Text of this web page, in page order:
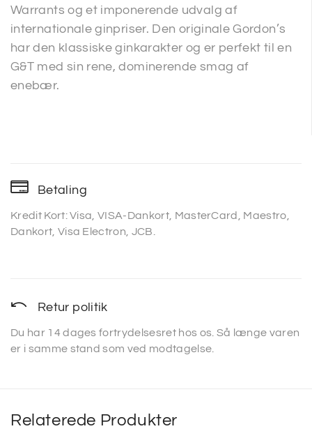
Warrants og et imponerende udvalg af
internationale ginpriser. Den originale Gordon’s
har den klassiske ginkarakter og er perfekt til en
G&T med sin rene, dominerende smag af
enebær.
Betaling
Kredit Kort: Visa, VISA-Dankort, MasterCard, Maestro,
Dankort, Visa Electron, JCB.
Retur politik
Du har 14 dages fortrydelsesret hos os. Så længe varen
er i samme stand som ved modtagelse.
Relaterede Produkter